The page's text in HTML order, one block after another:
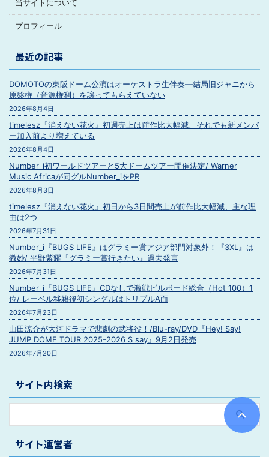
当サイトについて
プロフィール
最近の記事
DOMOTOの東阪ドーム公演はオーケストラ生伴奏―結局旧ジャニから
原盤権（音源権利）を譲ってもらえていない
2026年8月4日
timelesz『消えない花火』初週売上は前作比大幅減、それでも新メンバ
ー加入前より増えている
2026年8月4日
Number_i初ワールドツアーと5大ドームツアー開催決定/ Warner
Music Africaが同グルNumber_iをPR
2026年8月3日
timelesz『消えない花火』初日から3日間売上が前作比大幅減、主な理
由は2つ
2026年7月31日
Number_i『BUGS LIFE』はグラミー賞アジア部門対象外！『3XL』は
微妙/ 平野紫耀『グラミー賞行きたい』過去発言
2026年7月31日
Number_i『BUGS LIFE』CDなしで激戦ビルボード総合（Hot 100）1
位/ レーベル移籍後初シングルはトリプルA面
2026年7月23日
山田涼介が大河ドラマで悲劇の武将役！/Blu-ray/DVD『Hey! Say!
JUMP DOME TOUR 2025-2026 S say』9月2日発売
2026年7月20日
サイト内検索
サイト運営者